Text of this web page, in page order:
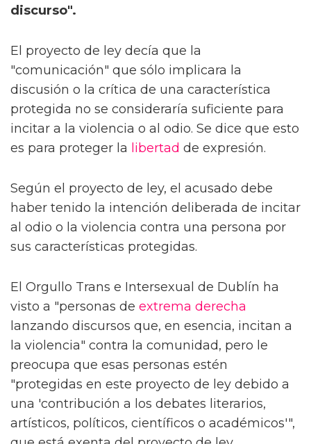
discurso".
El proyecto de ley decía que la
"comunicación" que sólo implicara la
discusión o la crítica de una característica
protegida no se consideraría suficiente para
incitar a la violencia o al odio. Se dice que esto
es para proteger la libertad de expresión.
Según el proyecto de ley, el acusado debe
haber tenido la intención deliberada de incitar
al odio o la violencia contra una persona por
sus características protegidas.
El Orgullo Trans e Intersexual de Dublín ha
visto a "personas de extrema derecha
lanzando discursos que, en esencia, incitan a
la violencia" contra la comunidad, pero le
preocupa que esas personas estén
"protegidas en este proyecto de ley debido a
una 'contribución a los debates literarios,
artísticos, políticos, científicos o académicos'",